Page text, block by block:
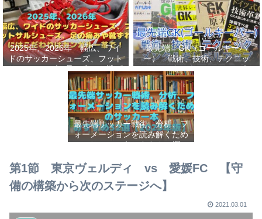
準】小学生、幼児（年長・年
中）、サッカー
上は軽いカンガルー革で！痛み
改善、足にフィット！
2025年、2026年 幅広、ワイ
ドのサッカーシューズ、フット
サルシューズ、足の痛みや靴ず
れにはこだわりはカンガルー革
で！
最先端 GK（ゴールキーパ
ー） 戦術、技術、テクニッ
ク、メンタルをレベルアップし
世界基準へ 練習メニューなど
選手、指導者おすすめ本 11
選
最先端サッカー戦術、分析、フ
ォーメーションを読み解くため
のサッカー本おすすめ32選
第1節 東京ヴェルディ vs 愛媛FC 【守
備の構築から次のステージへ】
2021.03.01